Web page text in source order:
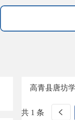
高青县唐坊
共 1 条